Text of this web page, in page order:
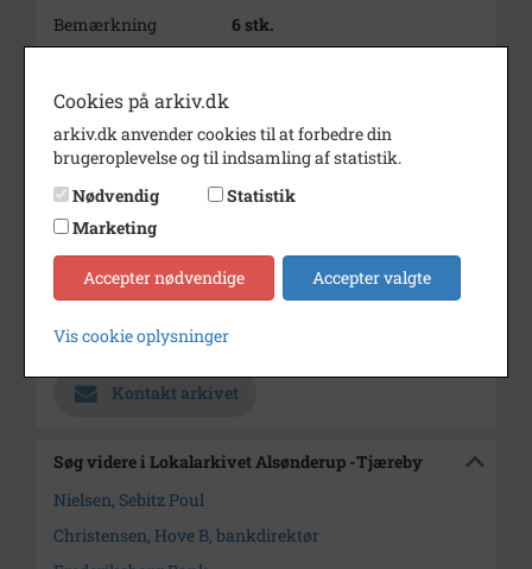
Bemærkning
6 stk.
Dateringsnote
Fotograf
Jørgen Rubæk Hansen
Se på kort
Type
Enhed
Hillerød Kommune (2007-2050)
Kontakt arkivet
Søg videre i Lokalarkivet Alsønderup -Tjæreby
Nielsen, Sebitz Poul
Christensen, Hove B, bankdirektør
Cookies på arkiv.dk
arkiv.dk anvender cookies til at forbedre din
brugeroplevelse og til indsamling af statistik.
Nødvendig
Statistik
Marketing
Accepter nødvendige Accepter valgte
Vis cookie oplysninger